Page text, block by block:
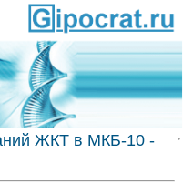
ЖКТ в МКБ-10 -